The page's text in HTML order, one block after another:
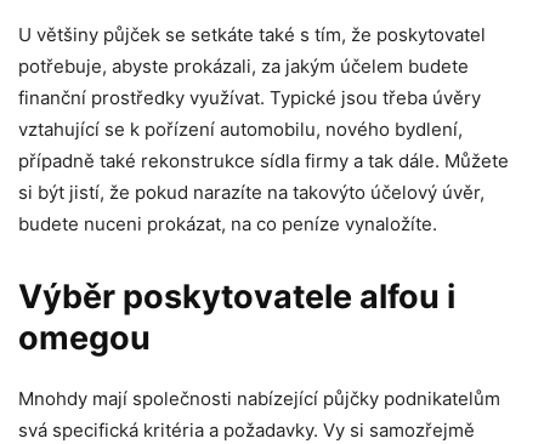
U většiny půjček se setkáte také s tím, že poskytovatel
potřebuje, abyste prokázali, za jakým účelem budete
finanční prostředky využívat. Typické jsou třeba úvěry
vztahující se k pořízení automobilu, nového bydlení,
případně také rekonstrukce sídla firmy a tak dále. Můžete
si být jistí, že pokud narazíte na takovýto účelový úvěr,
budete nuceni prokázat, na co peníze vynaložíte.
Výběr poskytovatele alfou i
omegou
Mnohdy mají společnosti nabízející půjčky podnikatelům
svá specifická kritéria a požadavky. Vy si samozřejmě